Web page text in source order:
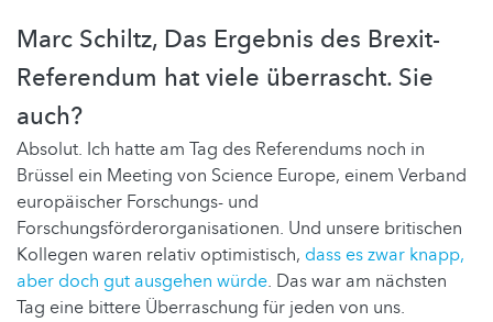
Marc Schiltz, Das Ergebnis des Brexit-
Referendum hat viele überrascht. Sie
auch?
Absolut. Ich hatte am Tag des Referendums noch in
Brüssel ein Meeting von Science Europe, einem Verband
europäischer Forschungs- und
Forschungsförderorganisationen. Und unsere britischen
Kollegen waren relativ optimistisch, dass es zwar knapp,
aber doch gut ausgehen würde. Das war am nächsten
Tag eine bittere Überraschung für jeden von uns.